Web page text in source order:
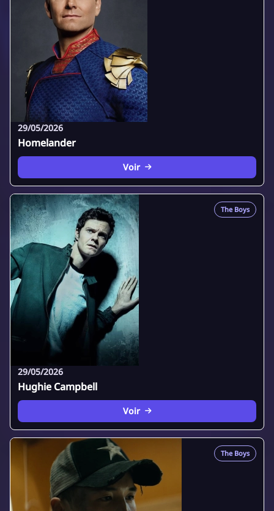
29/05/2026
Homelander
Voir
The Boys
29/05/2026
Hughie Campbell
Voir
The Boys